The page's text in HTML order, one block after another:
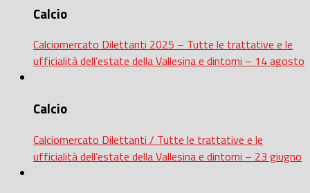
Calcio
Calciomercato Dilettanti 2025 – Tutte le trattative e le
ufficialità dell’estate della Vallesina e dintorni – 14 agosto
Calcio
Calciomercato Dilettanti / Tutte le trattative e le
ufficialità dell’estate della Vallesina e dintorni – 23 giugno